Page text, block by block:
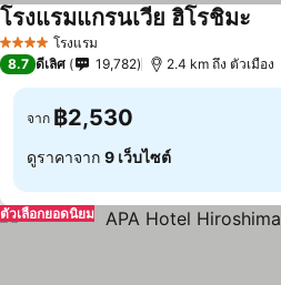
4 ดาว โรงแรม
โรงแรมแกรนเวีย ฮิโรชิมะ
8.7 ดีเลิศ 19,782 2.4 km ถึง ตัวเมือง
จาก ฿2,530
ดูราคาจาก 9 เว็บไซต์
ตัวเลือกยอดนิยม